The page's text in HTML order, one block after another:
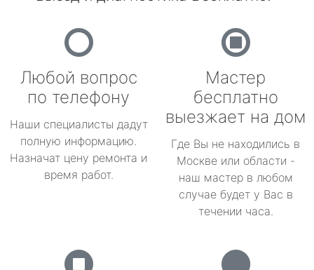
Любой вопрос
по телефону
Наши специалисты дадут
полную информацию.
Назначат цену ремонта и
время работ.
Мастер
бесплатно
выезжает на дом
Где Вы не находились в
Москве или области -
наш мастер в любом
случае будет у Вас в
течении часа.